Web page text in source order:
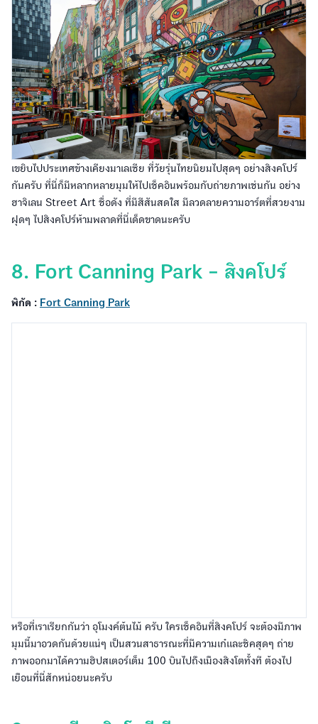
เขยิบไปประเทศข้างเคียงมาเลเซีย ที่วัยรุ่นไทยนิยมไปสุดๆ อย่างสิงคโปร์
กันครับ ที่นี่ก็มีหลากหลายมุมให้ไปเช็คอินพร้อมกับถ่ายภาพเช่นกัน อย่าง
ฮาจิเลน Street Art ชื่อดัง ที่มีสีสันสดใส มีลวดลายความอาร์ตที่สวยงาม
ฝุดๆ ไปสิงคโปร์ห้ามพลาดที่นี่เด็ดขาดนะครับ
8. Fort Canning Park - สิงคโปร์
พิกัด : Fort Canning Park
9. บาหลี - อินโดนีเซีย
พิกัด :Bali